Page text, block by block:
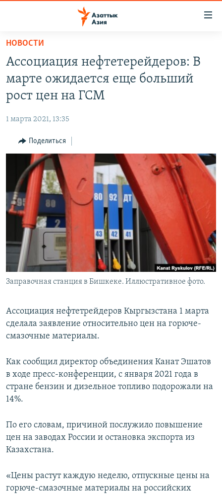
Вернуться
основному
содержанию
Вернутся
главной
навигации
Вернутся
ТАДЖИКИСТАН
НОВОСТИ
ВОЙНА В УКРАИНЕ
ҚАЗАҚША
КЫРГЫЗЧА
ЎЗБЕКЧА
ТОҶИКӢ
TÜRKMENÇE
Все сайты РСЕ/РС
НОВОСТИ
Ассоциация нефтетерейдеров: В
марте ожидается еще больший
рост цен на ГСМ
1 марта 2021, 13:35
Поделиться
Заправочная станция в Бишкеке. Иллюстративное фото.
Ассоциация нефтетрейдеров Кыргызстана 1 марта
сделала заявление относительно цен на горюче-
смазочные материалы.
Как сообщил директор объединения Канат Эшатов
в ходе пресс-конференции, с января 2021 года в
стране бензин и дизельное топливо подорожали на
14%.
По его словам, причиной послужило повышение
цен на заводах России и остановка экспорта из
Казахстана.
«Цены растут каждую неделю, отпускные цены на
горюче-смазочные материалы на российских